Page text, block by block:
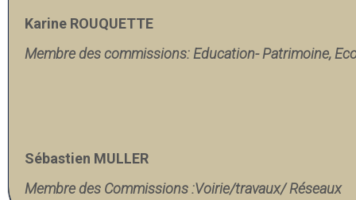
Karine ROUQUETTE
Membre des commissions: Education- Patrimoine,
Sébastien MULLER
Membre des Commissions :Voirie/travaux/ Réseaux